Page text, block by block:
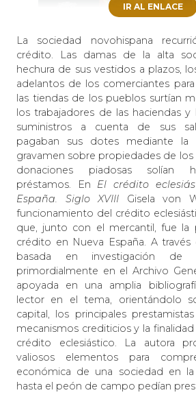
IR AL ENLACE
La sociedad novohispana
crédito. Las damas de la alta
hechura de sus vestidos a plazos,
adelantos de los comerciantes
las tiendas de los pueblos surtían
los trabajadores de las haciendas y
suministros a cuenta de sus
pagaban sus dotes mediante la
gravamen sobre propiedades de los
donaciones piadosas solían
préstamos. En El crédito
España. Siglo XVIII Gisela von
funcionamiento del crédito
que, junto con el mercantil, fue la
crédito en Nueva España. A
basada en investigación de
primordialmente en el Archivo
apoyada en una amplia
lector en el tema, orientándolo
capital, los principales
mecanismos crediticios y la
crédito eclesiástico. La autora
valiosos elementos para
económica de una sociedad en
hasta el peón de campo pedían